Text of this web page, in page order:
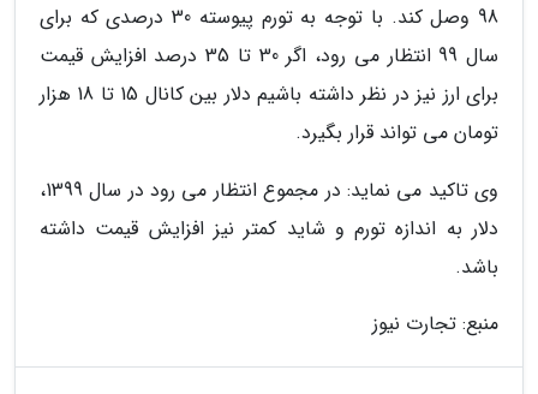
98 وصل کند. با توجه به تورم پیوسته 30 درصدی که برای
سال 99 انتظار می رود، اگر 30 تا 35 درصد افزایش قیمت
برای ارز نیز در نظر داشته باشیم دلار بین کانال 15 تا 18 هزار
تومان می تواند قرار بگیرد.
وی تاکید می نماید: در مجموع انتظار می رود در سال 1399،
دلار به اندازه تورم و شاید کمتر نیز افزایش قیمت داشته
باشد.
منبع: تجارت نیوز